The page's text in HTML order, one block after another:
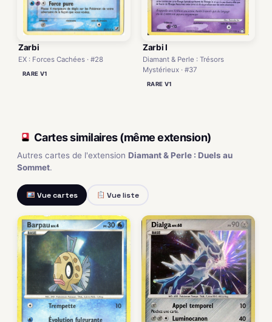
Zarbi
EX : Forces Cachées · #28
RARE V1
Zarbi I
Diamant & Perle : Trésors
Mystérieux · #37
RARE V1
Cartes similaires (même extension)
Autres cartes de l'extension Diamant & Perle : Duels au
Sommet.
Vue cartes Vue liste